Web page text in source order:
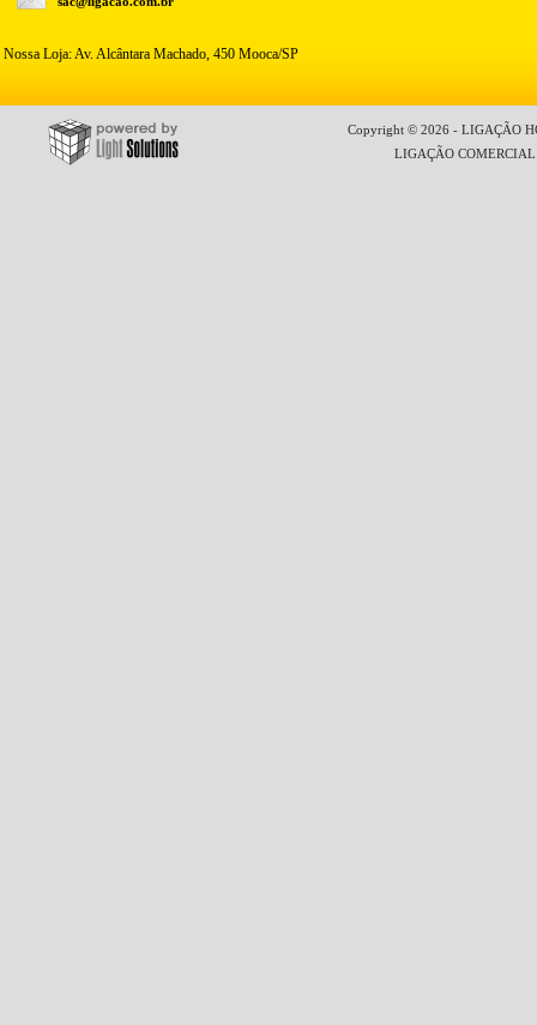
Nossa Loja: Av. Alcântara Machado, 450 Mooca/SP
Copyright © 2026 - LIGAÇÃO
LIGAÇÃO